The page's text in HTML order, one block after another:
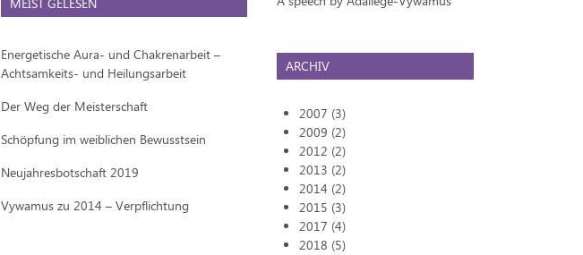
Energetische Aura- und Chakrenarbeit –
Achtsamkeits- und Heilungsarbeit
Der Weg der Meisterschaft
Schöpfung im weiblichen Bewusstsein
Neujahresbotschaft 2019
Vywamus zu 2014 – Verpflichtung
ARCHIV
2007 (3)
2009 (2)
2012 (2)
2013 (2)
2014 (2)
2015 (3)
2017 (4)
2018 (5)